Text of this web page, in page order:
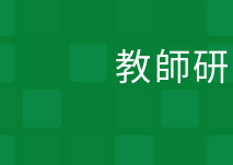
教師
開